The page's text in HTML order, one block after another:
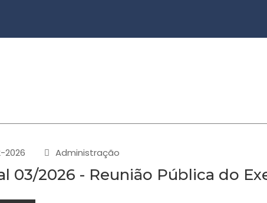
2026 Administração
03/2026 - Reunião Pública do